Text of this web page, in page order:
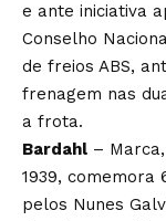
e ante iniciativa
Conselho
de freios ABS,
frenagem nas
a frota.
Bardahl –
1939, comemora
pelos Nunes